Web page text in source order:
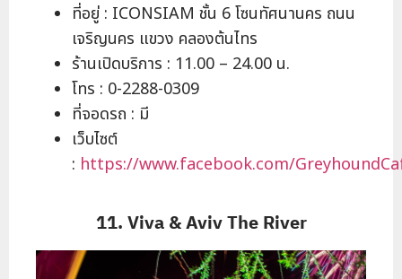
ที่อยู่ : ICONSIAM ชั้น 6 โซนทัศนานคร ถนน
เจริญนคร แขวง คลองต้นไทร
ร้านเปิดบริการ : 11.00 – 24.00 น.
โทร : 0-2288-0309
ที่จอดรถ : มี
เว็บไซต์
: https://www.facebook.com/
11. Viva & Aviv The River